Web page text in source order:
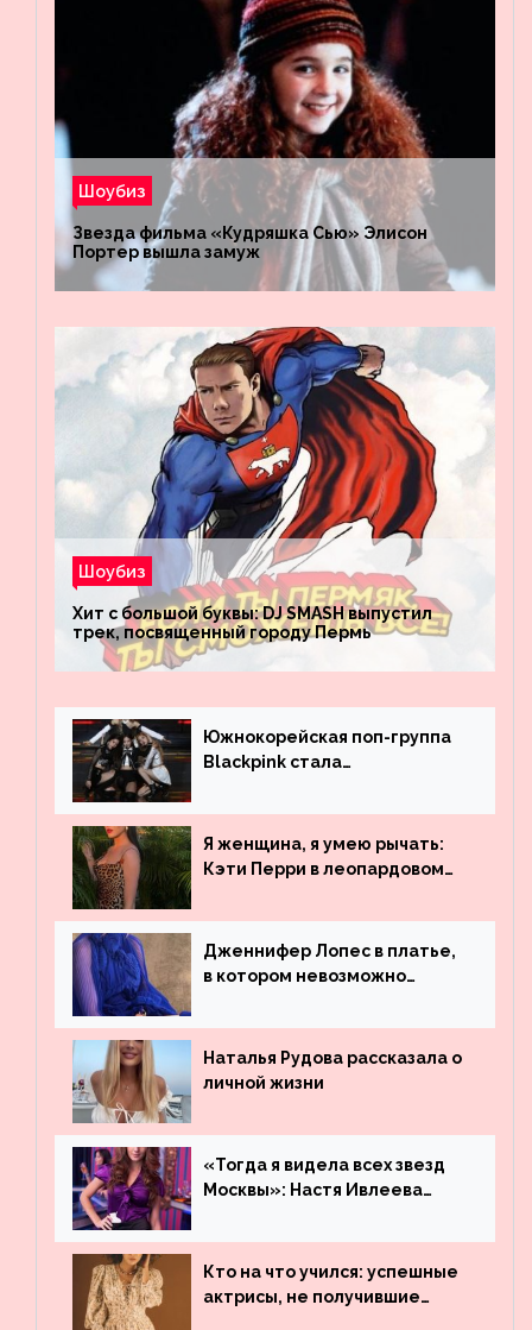
Шоубиз
Звезда фильма «Кудряшка Сью» Элисон
Портер вышла замуж
Шоубиз
Хит с большой буквы: DJ SMASH выпустил
трек, посвященный городу Пермь
Южнокорейская поп-группа
Blackpink стала
просмотрам на YouTube. Они
обогнали даже Джастина
Бибера
Я женщина, я умею рычать:
Кэти Перри в леопардовом
Дженнифер Лопес в платье,
в котором невозможно
Наталья Рудова рассказала о
личной жизни
«Тогда я видела всех звезд
Москвы»: Настя Ивлеева
популярности и выложила
архивные фото
Кто на что учился: успешные
актрисы, не получившие